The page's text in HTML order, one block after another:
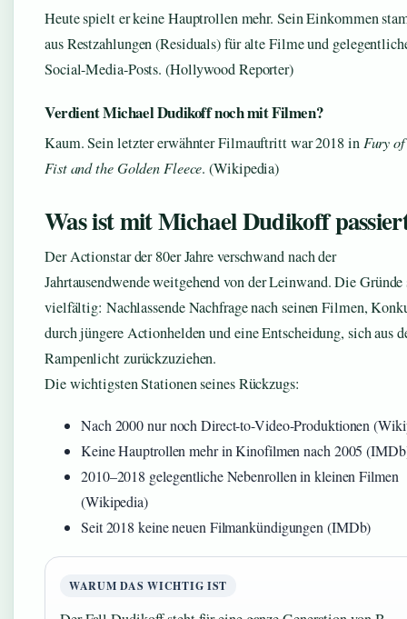
Heute spielt er keine Hauptrollen mehr. Sein Einkommen
aus Restzahlungen (Residuals) für alte Filme und
Social-Media-Posts. (Hollywood Reporter)
Verdient Michael Dudikoff noch mit Filmen?
Kaum. Sein letzter erwähnter Filmauftritt war 2018 in Fury
Fist and the Golden Fleece. (Wikipedia)
Was ist mit Michael Dudikoff
Der Actionstar der 80er Jahre verschwand nach der
Jahrtausendwende weitgehend von der Leinwand. Die Gründe
vielfältig: Nachlassende Nachfrage nach seinen Filmen,
durch jüngere Actionhelden und eine Entscheidung, sich aus
Rampenlicht zurückzuziehen.
Die wichtigsten Stationen seines Rückzugs:
Nach 2000 nur noch Direct-to-Video-Produktionen
Keine Hauptrollen mehr in Kinofilmen nach 2005
2010–2018 gelegentliche Nebenrollen in kleinen Filmen
(Wikipedia)
Seit 2018 keine neuen Filmankündigungen (IMDb)
WARUM DAS WICHTIG IST